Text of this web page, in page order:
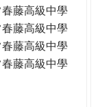
藤高級中學
藤高級中學
藤高級中學
藤高級中學